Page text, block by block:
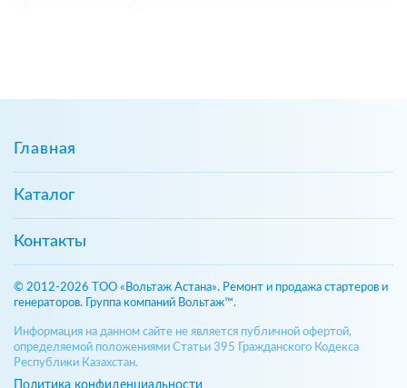
Главная
Каталог
Контакты
© 2012-2026 ТОО «Вольтаж Астана». Ремонт и продажа стартеров и
генераторов. Группа компаний Вольтаж™.
Информация на данном сайте не является публичной офертой,
определяемой положениями Статьи 395 Гражданского Кодекса
Республики Казахстан.
Политика конфиденциальности